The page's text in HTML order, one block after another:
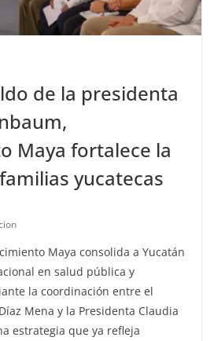
de la presidenta
Maya fortalece la
yucatecas
Maya consolida a Yucatán
en salud pública y
la coordinación entre el
Mena y la Presidenta Claudia
estrategia que ya refleja